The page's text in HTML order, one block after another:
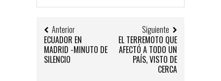
Anterior
ECUADOR EN
MADRID -MINUTO DE
SILENCIO
Siguiente
EL TERREMOTO QUE
AFECTÓ A TODO UN
PAÍS, VISTO DE
CERCA